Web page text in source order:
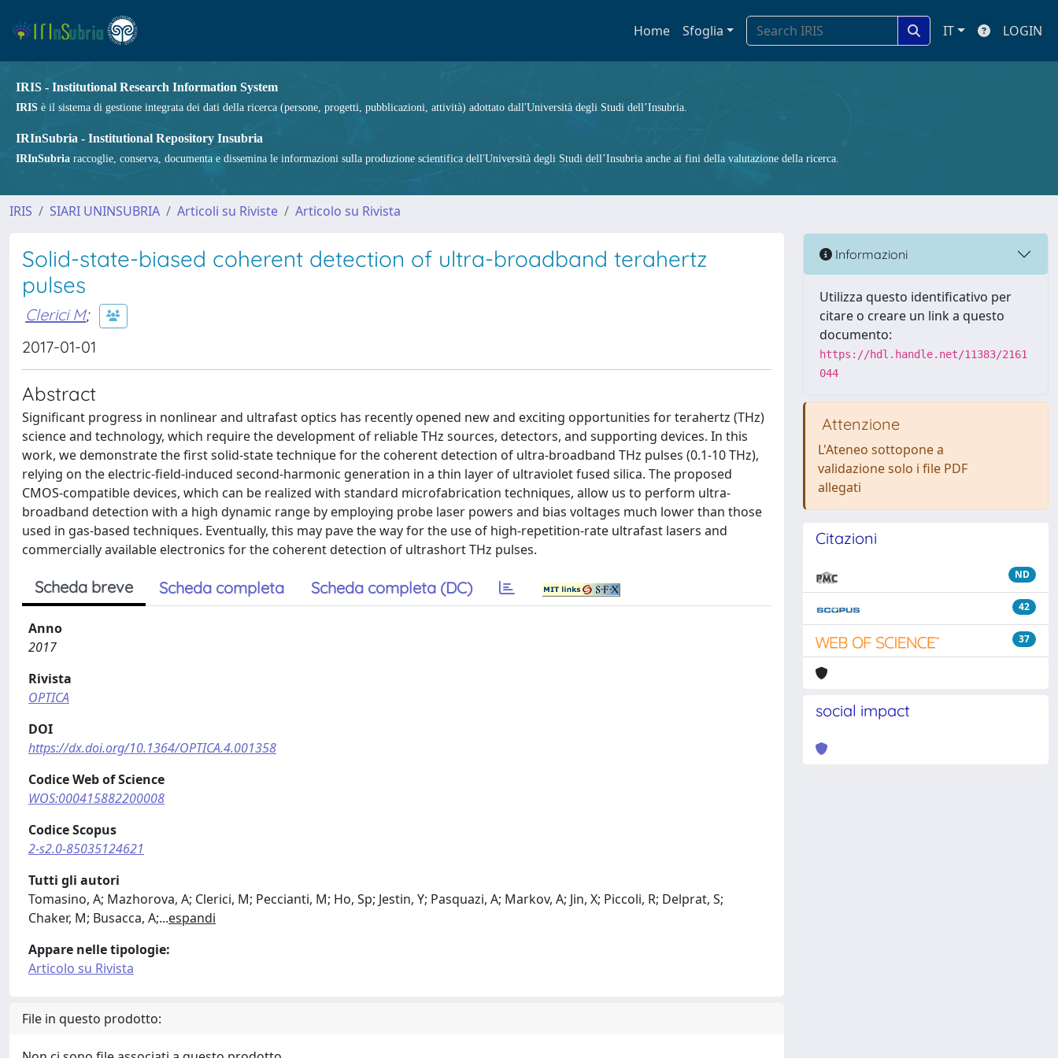
Home Sfoglia IT LOGIN
IRIS - Institutional Research Information System
IRIS è il sistema di gestione integrata dei dati della ricerca (persone, progetti, pubblicazioni, attività) adottato dall'Università degli Studi dell’Insubria.
IRInSubria - Institutional Repository Insubria
IRInSubria raccoglie, conserva, documenta e dissemina le informazioni sulla produzione scientifica dell'Università degli Studi dell’Insubria anche ai fini della valutazione della ricerca.
IRIS SIARI UNINSUBRIA Articoli su Riviste Articolo su Rivista
Solid-state-biased coherent detection of ultra-broadband terahertz
pulses
Clerici M;
2017-01-01
Abstract
Significant progress in nonlinear and ultrafast optics has recently opened new and exciting opportunities for terahertz (THz)
science and technology, which require the development of reliable THz sources, detectors, and supporting devices. In this
work, we demonstrate the first solid-state technique for the coherent detection of ultra-broadband THz pulses (0.1-10 THz),
relying on the electric-field-induced second-harmonic generation in a thin layer of ultraviolet fused silica. The proposed
CMOS-compatible devices, which can be realized with standard microfabrication techniques, allow us to perform ultra-
broadband detection with a high dynamic range by employing probe laser powers and bias voltages much lower than those
used in gas-based techniques. Eventually, this may pave the way for the use of high-repetition-rate ultrafast lasers and
commercially available electronics for the coherent detection of ultrashort THz pulses.
Scheda breve Scheda completa Scheda completa (DC)
Anno
2017
Rivista
OPTICA
DOI
https://dx.doi.org/10.1364/OPTICA.4.001358
Codice Web of Science
WOS:000415882200008
Codice Scopus
2-s2.0-85035124621
Tutti gli autori
Tomasino, A; Mazhorova, A; Clerici, M; Peccianti, M; Ho, Sp; Jestin, Y; Pasquazi, A; Markov, A; Jin, X; Piccoli, R; Delprat, S;
Chaker, M; Busacca, A;...espandi
Appare nelle tipologie:
Articolo su Rivista
File in questo prodotto:
Informazioni
Utilizza questo identificativo per
citare o creare un link a questo
documento:
https://hdl.handle.net/11383/2161
044
Attenzione
L'Ateneo sottopone a
validazione solo i file PDF
allegati
Citazioni
ND
42
37
social impact